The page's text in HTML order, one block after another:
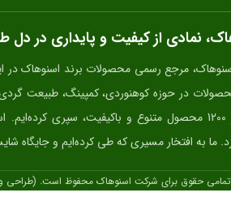
نمادی از کیفیت و پایداری در دل
مرجع رسمی محصولات برند اسنوهاک در
بیش از 1200 محصول متنوع و باکیفیت، سپری
ما به افتخار مسیری که طی کرده‌ایم و جایگاه
تمامی حقوق برای شرکت اسنوهاک محفوظ است. (طراحی